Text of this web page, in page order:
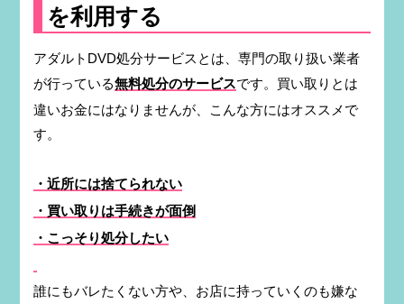
を利用する
アダルトDVD処分サービスとは、専門の取り扱い業者
が行っている無料処分のサービスです。買い取りとは
違いお金にはなりませんが、こんな方にはオススメで
す。
・近所には捨てられない
・買い取りは手続きが面倒
・こっそり処分したい
誰にもバレたくない方や、お店に持っていくのも嫌な